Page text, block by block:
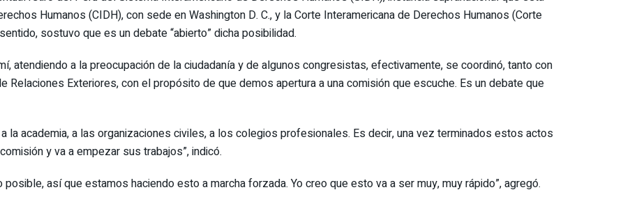
Humanos (CIDH), con sede en Washington D. C., y la Corte Interamericana de Derechos Humanos (Corte
sostuvo que es un debate “abierto” dicha posibilidad.
atendiendo a la preocupación de la ciudadanía y de algunos congresistas, efectivamente, se coordinó, tanto con
Exteriores, con el propósito de que demos apertura a una comisión que escuche. Es un debate que
la academia, a las organizaciones civiles, a los colegios profesionales. Es decir, una vez terminados estos actos
y va a empezar sus trabajos”, indicó.
así que estamos haciendo esto a marcha forzada. Yo creo que esto va a ser muy, muy rápido”, agregó.